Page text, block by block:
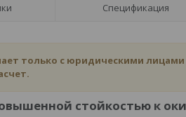
Спецификация
только с юридическими
стойкостью к